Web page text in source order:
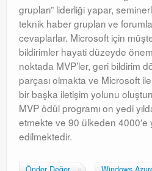
grupları” liderliği yapar,
teknik haber grupları ve
cevaplarlar. Microsoft için
bildirimler hayati düzeyde önem
noktada MVP’ler, geri bildirim
parçası olmakta ve Microsoft
bir başka iletişim yolunu
MVP ödül programı on yedi
etmekte ve 90 ülkeden 4000′e
edilmektedir.